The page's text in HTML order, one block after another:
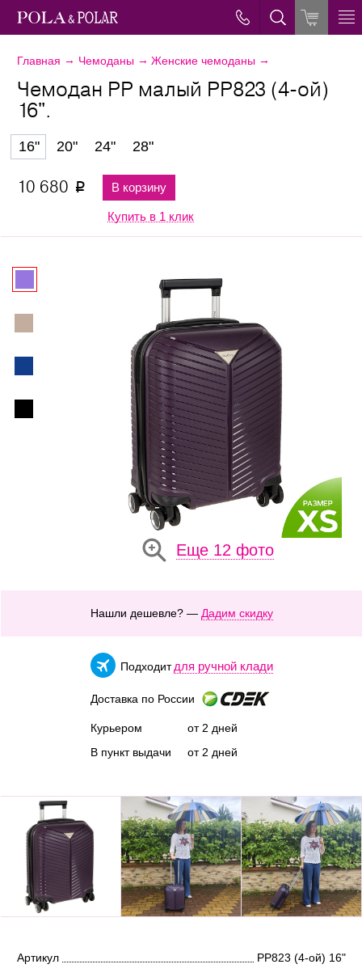
Главная → Чемоданы → Женские чемоданы →
Еще 12 фото
Чемодан PP малый РР823 (4-ой)
16".
16" 20" 24" 28"
10 680 p В корзину
Купить в 1 клик
Нашли дешевле? — Дадим скидку
Подходит для ручной клади
Доставка по России
Курьером
В пункт выдачи
от 2 дней
от 2 дней
Артикул РР823 (4-ой) 16"